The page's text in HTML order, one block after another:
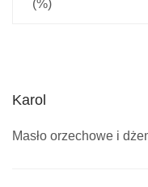
(%)
Karol
Masło orzechowe i